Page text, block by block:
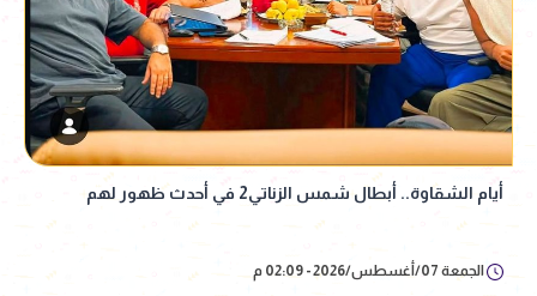
أيام الشقاوة.. أبطال شمس الزناتي2 في أحدث ظهور لهم
الجمعة 07/أغسطس/2026 - 02:09 م